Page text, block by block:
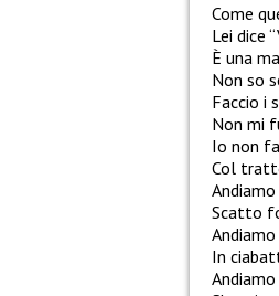
Come
Lei dice
È una
Non so
Faccio i
Non mi
Io non
Col
Scatto
In